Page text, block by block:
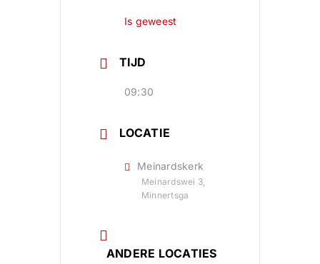
Is geweest
TIJD
09:30
LOCATIE
Meinardskerk
Meinardswei 3,
Minnertsga
ANDERE LOCATIES